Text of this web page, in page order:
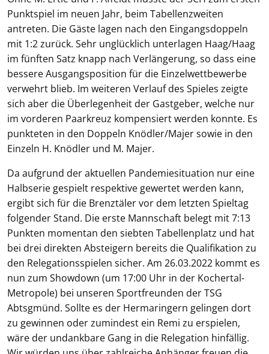
Punktspiel im neuen Jahr, beim Tabellenzweiten
antreten. Die Gäste lagen nach den Eingangsdoppeln
mit 1:2 zurück. Sehr unglücklich unterlagen Haag/Haag
im fünften Satz knapp nach Verlängerung, so dass eine
bessere Ausgangsposition für die Einzelwettbewerbe
verwehrt blieb. Im weiteren Verlauf des Spieles zeigte
sich aber die Überlegenheit der Gastgeber, welche nur
im vorderen Paarkreuz kompensiert werden konnte. Es
punkteten in den Doppeln Knödler/Majer sowie in den
Einzeln H. Knödler und M. Majer.
Da aufgrund der aktuellen Pandemiesituation nur eine
Halbserie gespielt respektive gewertet werden kann,
ergibt sich für die Brenztäler vor dem letzten Spieltag
folgender Stand. Die erste Mannschaft belegt mit 7:13
Punkten momentan den siebten Tabellenplatz und hat
bei drei direkten Absteigern bereits die Qualifikation zu
den Relegationsspielen sicher. Am 26.03.2022 kommt es
nun zum Showdown (um 17:00 Uhr in der Kochertal-
Metropole) bei unseren Sportfreunden der TSG
Abtsgmünd. Sollte es der Hermaringern gelingen dort
zu gewinnen oder zumindest ein Remi zu erspielen,
wäre der undankbare Gang in die Relegation hinfällig.